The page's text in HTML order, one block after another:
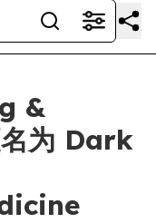
&
为 Dark